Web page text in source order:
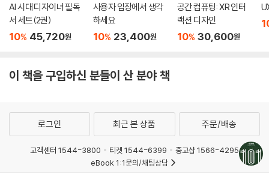
AI 시대 디자이너 필독
서 세트(2권)
10% 45,720원
사용자 입장에서 생각
하세요
10% 23,400원
공간 컴퓨팅: XR 인터
랙션 디자인
10% 30,600원
이 책을 구입하신 분들이 산 분야 책
로그인 최근 본 상품 주문/배송
고객센터 1544-3800 티켓 1544-6399
중고샵 1566-4295
eBook 1:1문의/채팅상담